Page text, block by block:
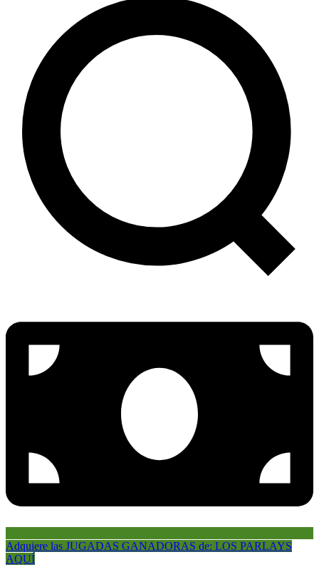
Adquiere las JUGADAS GANADORAS de: LOS PARLAYS
AQUÍ